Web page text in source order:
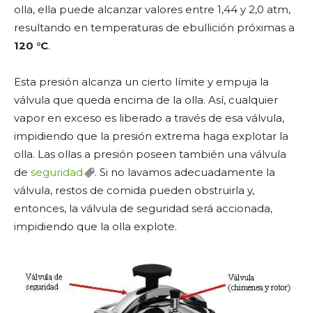
olla, ella puede alcanzar valores entre 1,44 y 2,0 atm,
resultando en temperaturas de ebullición próximas a
120 °C.
Esta presión alcanza un cierto límite y empuja la
válvula que queda encima de la olla. Así, cualquier
vapor en exceso es liberado a través de esa válvula,
impidiendo que la presión extrema haga explotar la
olla. Las ollas a presión poseen también una válvula
de seguridad
. Si no lavamos adecuadamente la
válvula, restos de comida pueden obstruirla y,
entonces, la válvula de seguridad será accionada,
impidiendo que la olla explote.